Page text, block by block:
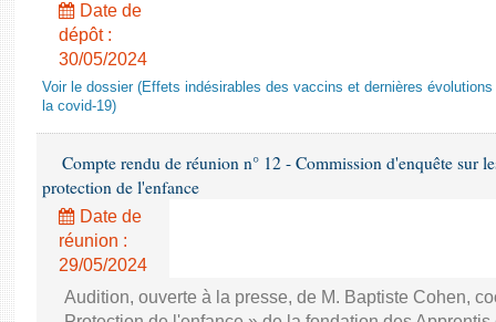
Date de
dépôt :
30/05/2024
Voir le dossier (Effets indésirables des vaccins et dernières
la covid-19)
Compte rendu de réunion n° 12 - Commission d'enquête sur
protection de l'enfance
Date de
réunion :
29/05/2024
Audition, ouverte à la presse, de M. Baptiste Cohen,